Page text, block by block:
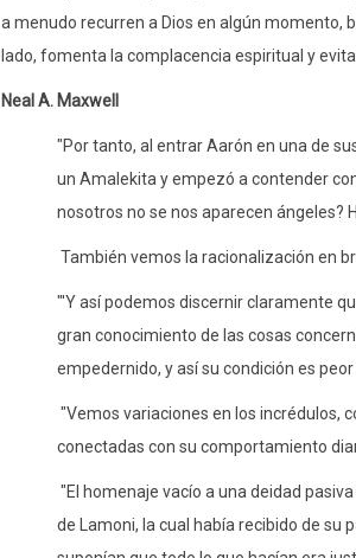
a menudo recurren a Dios en algún momento,
lado, fomenta la complacencia espiritual y
Neal A. Maxwell
"Por tanto, al entrar Aarón en una de
un Amalekita y empezó a contender
nosotros no se nos aparecen ángeles?
También vemos la racionalización en
"'Y así podemos discernir claramente
gran conocimiento de las cosas
empedernido, y así su condición es
"Vemos variaciones en los incrédulos,
conectadas con su comportamiento
"El homenaje vacío a una deidad
de Lamoni, la cual había recibido de su